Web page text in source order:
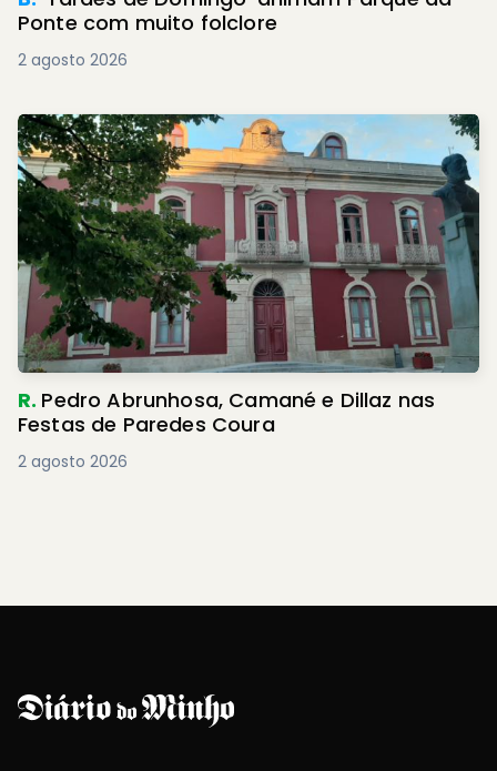
Ponte com muito folclore
2 agosto 2026
R. Pedro Abrunhosa, Camané e Dillaz nas
Festas de Paredes Coura
2 agosto 2026